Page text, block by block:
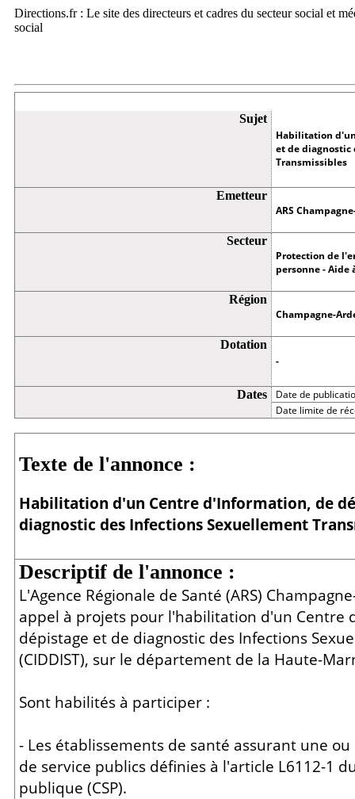
Directions.fr : Le site des directeurs et cadres du secteur social et
social
Sujet
Habilitation
et de diagnostic
Transmissibles
Emetteur
ARS
Secteur
Protection de
personne - Aide
Région
Champagne-
Dotation
-
Dates
Date de
Date limite de
Texte de l'annonce :
Habilitation d'un Centre d'Information, de
diagnostic des Infections Sexuellement
Descriptif de l'annonce :
L'Agence Régionale de Santé (ARS)
appel à projets pour l'habilitation d'un Centre
dépistage et de diagnostic des Infections
(CIDDIST), sur le département de la Haute-
Sont habilités à participer :
- Les établissements de santé assurant une
de service publics définies à l'article L6112-1
publique (CSP).